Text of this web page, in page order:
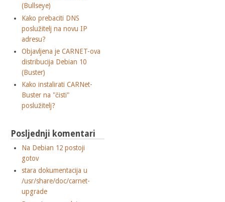
(Bullseye)
Kako prebaciti DNS
poslužitelj na novu IP
adresu?
Objavljena je CARNET-ova
distribucija Debian 10
(Buster)
Kako instalirati CARNet-
Buster na "čisti"
poslužitelj?
Posljednji komentari
Na Debian 12 postoji
gotov
stara dokumentacija u
/usr/share/doc/carnet-
upgrade